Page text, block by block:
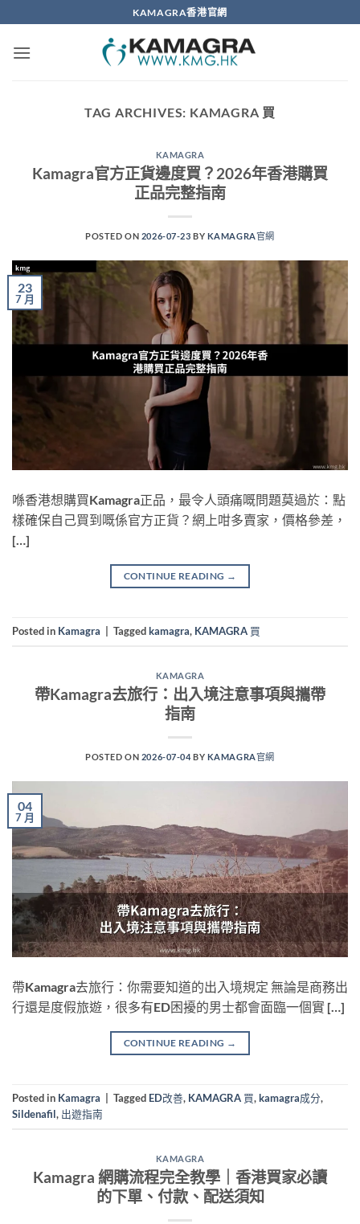
to
content
KAMAGRA香港官網
TAG ARCHIVES: KAMAGRA 買
KAMAGRA
Kamagra官方正貨邊度買？2026年香港購買
正品完整指南
POSTED ON 2026-07-23 BY KAMAGRA官網
23
7 月
喺香港想購買Kamagra正品，最令人頭痛嘅問題莫過於：點
樣確保自己買到嘅係官方正貨？網上咁多賣家，價格參差，
[…]
CONTINUE READING →
Posted in Kamagra Taggedkamagra, KAMAGRA 買
KAMAGRA
帶Kamagra去旅行：出入境注意事項與攜帶
指南
POSTED ON 2026-07-04BY KAMAGRA官網
04
7 月
帶Kamagra去旅行：你需要知道的出入境規定 無論是商務出
行還是度假旅遊，很多有ED困擾的男士都會面臨一個實 […]
CONTINUE READING →
Posted in Kamagra Tagged ED改善, KAMAGRA 買,kamagra成分,
Sildenafil, 出遊指南
KAMAGRA
Kamagra 網購流程完全教學｜香港買家必讀
的下單、付款、配送須知